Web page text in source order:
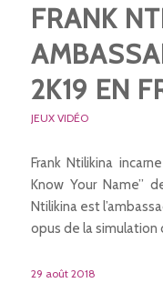
FRANK
2K19 EN
JEUX VIDÉO
Frank Ntilikina
Know Your Name’’
Ntilikina est
opus de la simulation
29 août 2018